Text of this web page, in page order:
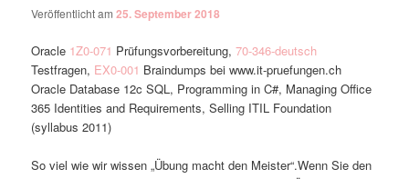
Veröffentlicht am25. September 2018
Oracle 1Z0-071 Prüfungsvorbereitung,70-346-deutsch
Testfragen, EX0-001 Braindumps bei www.it-pruefungen.ch
Oracle Database 12c SQL, Programming in C#, Managing Office
365 Identities and Requirements, Selling ITIL Foundation
(syllabus 2011)
So viel wie wir wissen „Übung macht den Meister“.Wenn Sie den